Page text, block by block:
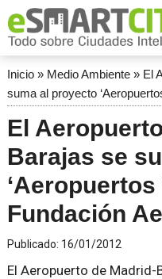
Inicio» Medio Ambiente» El
suma al proyecto
El
Barajas se
‘Aeropuertos
Fundación
Publicado: 16/01/2012
El Aeropuerto de